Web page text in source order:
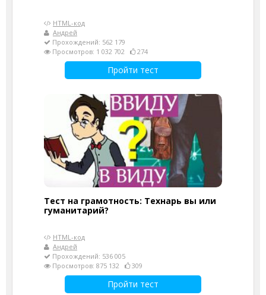
HTML-код
Андрей
Прохождений: 562 179
Просмотров: 1 032 702
274
Пройти тест
Тест на грамотность: Технарь вы или
гуманитарий?
HTML-код
Андрей
Прохождений: 536 005
Просмотров: 875 132
309
Пройти тест